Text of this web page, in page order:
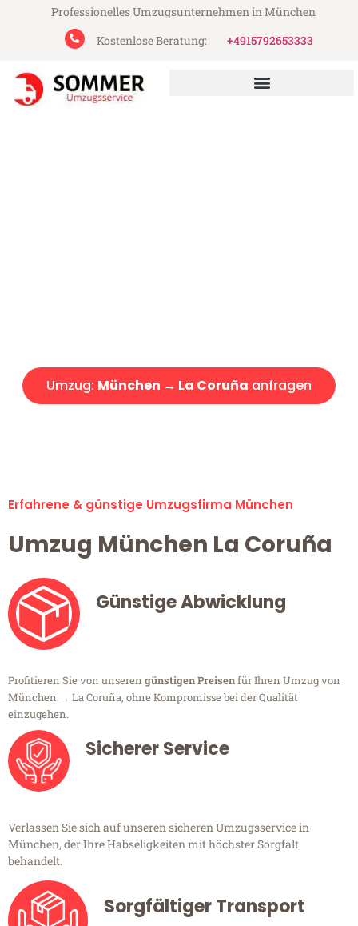
Professionelles Umzugsunternehmen in München
Kostenlose Beratung:
+4915792653333
Umzug: München → La Coruña anfragen
Erfahrene & günstige Umzugsfirma München
Umzug München La Coruña
Günstige Abwicklung
Profitieren Sie von unseren günstigen Preisenfür Ihren Umzug von
München → La Coruña, ohne Kompromisse bei der Qualität
einzugehen.
Sicherer Service
Verlassen Sie sich auf unseren sicheren Umzugsservice in
München, der Ihre Habseligkeiten mit höchster Sorgfalt
behandelt.
Sorgfältiger Transport